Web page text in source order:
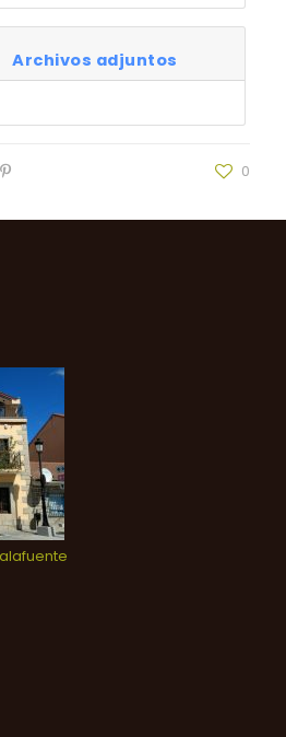
Archivos adjuntos
0